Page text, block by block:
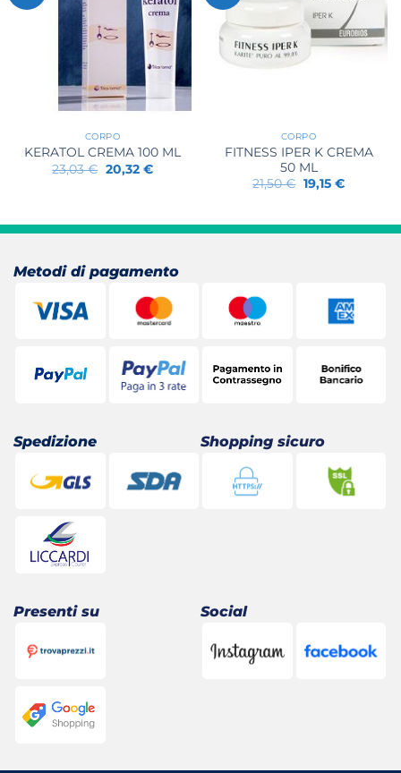
CORPO
KERATOL CREMA 100 ML
23,03€ Il
prezzo
20,32 €Il
CORPO
FITNESS IPER K CREMA
50 ML
21,50€ Il
prezzo
21,50 €.
19,15 €Il
19,15 €.
Metodi di pagamento
Spedizione Shopping sicuro
Presenti su Social